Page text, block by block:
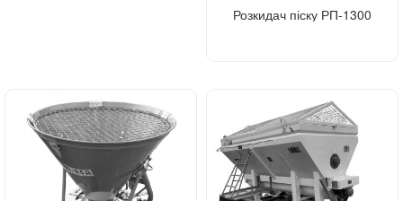
Розкидач піску РП-1300